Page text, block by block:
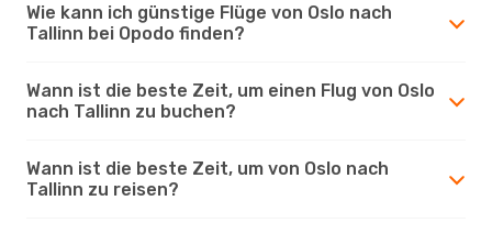
Wie kann ich günstige Flüge von Oslo nach
Tallinn bei Opodo finden?
Wann ist die beste Zeit, um einen Flug von Oslo
nach Tallinn zu buchen?
Wann ist die beste Zeit, um von Oslo nach
Tallinn zu reisen?